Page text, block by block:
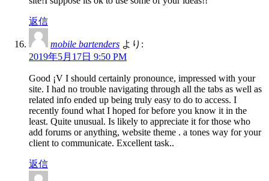
返信
mobile bartenders より:
2019年5月17日 9:50 PM
Good ¡V I should certainly pronounce, impressed with your
site. I had no trouble navigating through all the tabs as well as
related info ended up being truly easy to do to access. I
recently found what I hoped for before you know it in the
least. Quite unusual. Is likely to appreciate it for those who
add forums or anything, website theme . a tones way for your
client to communicate. Excellent task..
返信